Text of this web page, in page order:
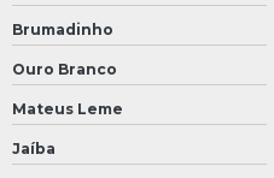
Brumadinho
Ouro Branco
Mateus Leme
Jaíba